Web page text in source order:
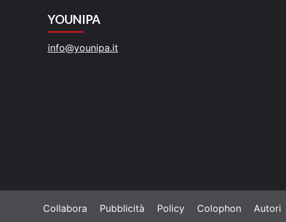
YOUNIPA
info@younipa.it
Collabora Pubblicità Policy Colophon Autori